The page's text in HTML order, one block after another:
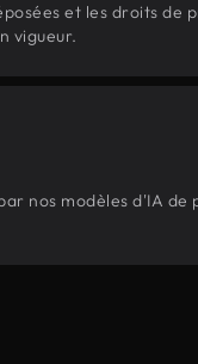
et les droits
vigueur.
nos modèles d'IA